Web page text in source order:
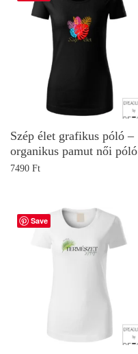
Szép élet grafikus póló –
organikus pamut női póló
7490 Ft
Save